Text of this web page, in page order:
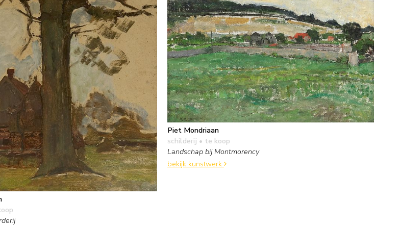
Piet Mondriaan
schilderij • te koop
Landschap bij Montmorency
bekijk kunstwerk